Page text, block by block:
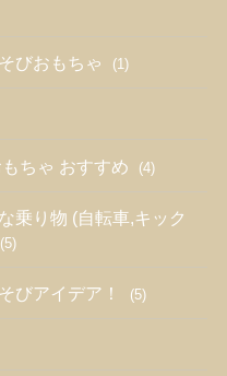
びおもちゃ (1)
ちゃ おすすめ (4)
乗り物 (自転車,キック
(5)
びアイデア！ (5)